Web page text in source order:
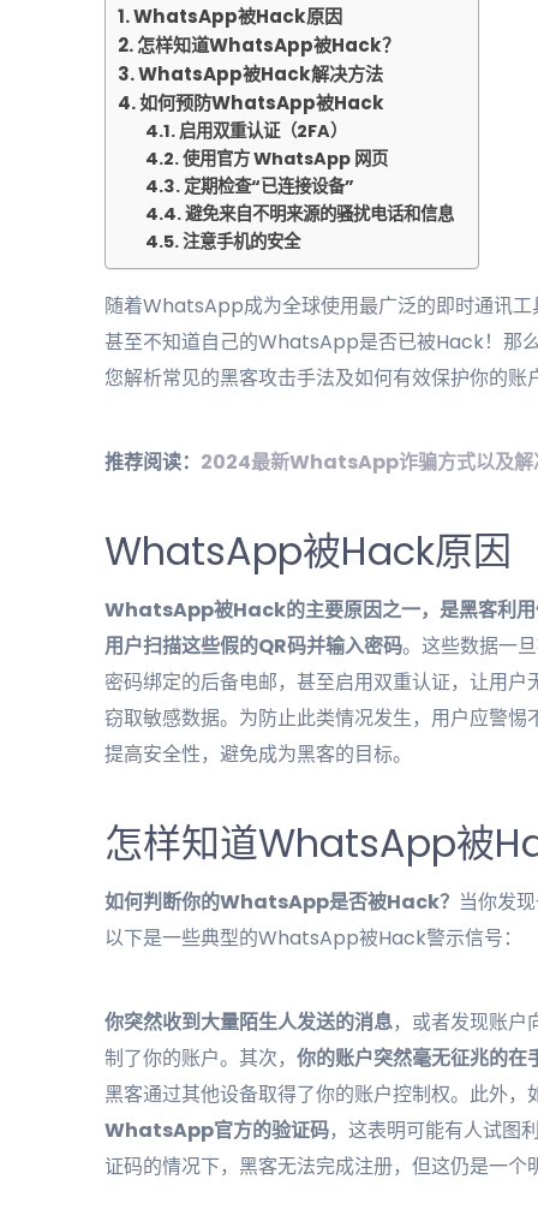
WhatsApp被Hack原因
怎样知道WhatsApp被Hack？
WhatsApp被Hack解决方法
如何预防WhatsApp被Hack
启用双重认证（2FA）
使用官方 WhatsApp 网页
定期检查“已连接设备”
避免来自不明来源的骚扰电话和信息
注意手机的安全
随着WhatsApp成为全球使用最广泛的即时通讯
甚至不知道自己的WhatsApp是否已被Hack！那
您解析常见的黑客攻击手法及如何有效保护你的账
推荐阅读： 2024最新WhatsApp诈骗方式以及解
WhatsApp被Hack原因
WhatsApp被Hack的主要原因之一，是黑客利
用户扫描这些假的QR码并输入密码。这些数据一
密码绑定的后备电邮，甚至启用双重认证，让用
窃取敏感数据。为防止此类情况发生，用户应警
提高安全性，避免成为黑客的目标。
怎样知道WhatsApp被
如何判断你的WhatsApp是否被Hack？ 当你发
以下是一些典型的WhatsApp被Hack警示信号：
你突然收到大量陌生人发送的消息，或者发现账户
制了你的账户。其次， 你的账户突然毫无征兆的在
黑客通过其他设备取得了你的账户控制权。此外
WhatsApp官方的验证码，这表明可能有人试图
证码的情况下，黑客无法完成注册，但这仍是一个